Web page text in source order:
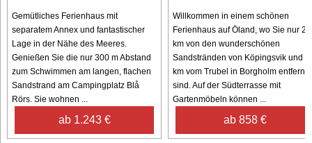
Gemütliches Ferienhaus mit
separatem Annex und fantastischer
Lage in der Nähe des Meeres.
Genießen Sie die nur 300 m Abstand
zum Schwimmen am langen, flachen
Sandstrand am Campingplatz Blå
Rörs. Sie wohnen ...
ab 1.243 €
Willkommen in einem schönen
Ferienhaus auf Öland, wo Sie nur 2
km von den wunderschönen
Sandstränden von Köpingsvik und 5
km vom Trubel in Borgholm entfernt
sind. Auf der Südterrasse mit
Gartenmöbeln können ...
ab 858 €